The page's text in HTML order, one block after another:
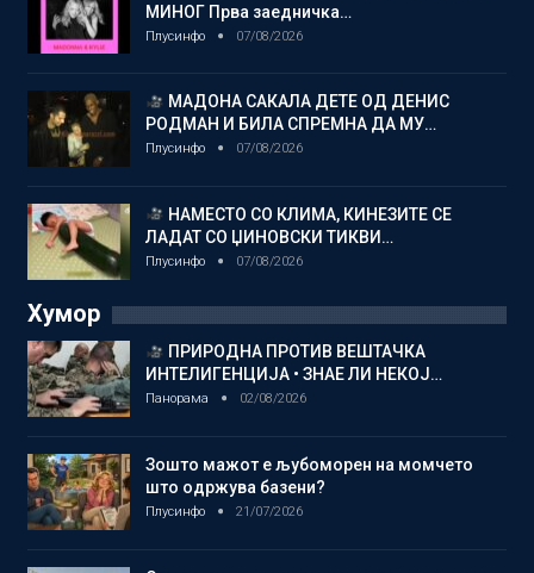
МИНОГ Прва заедничка…
Плусинфо 07/08/2026
МАДОНА САКАЛА ДЕТЕ ОД ДЕНИС
РОДМАН И БИЛА СПРЕМНА ДА МУ…
Плусинфо 07/08/2026
НАМЕСТО СО КЛИМА, КИНЕЗИТЕ СЕ
ЛАДАТ СО ЏИНОВСКИ ТИКВИ…
Плусинфо 07/08/2026
Хумор
ПРИРОДНА ПРОТИВ ВЕШТАЧКА
ИНТЕЛИГЕНЦИЈА • ЗНАЕ ЛИ НЕКОЈ…
Панорама 02/08/2026
Зошто мажот е љубоморен на момчето
што одржува базени?
Плусинфо 21/07/2026